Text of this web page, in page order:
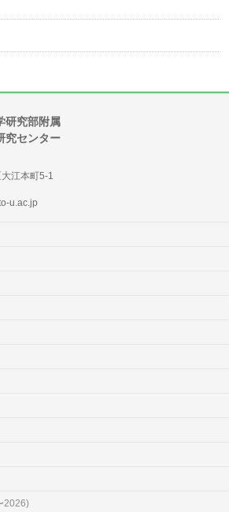
研究部附属
究センター
江本町5-1
u.ac.jp
2026)